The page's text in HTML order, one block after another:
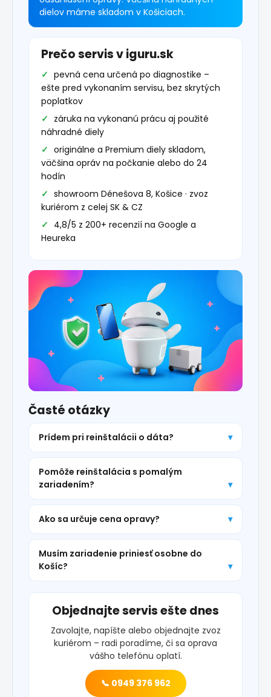
dielov máme skladom v Košiciach.
Prečo servis v iguru.sk
pevná cena určená po diagnostike –
ešte pred vykonaním servisu, bez skrytých
poplatkov
záruka na vykonanú prácu aj použité
náhradné diely
originálne a Premium diely skladom,
väčšina opráv na počkanie alebo do 24
hodín
showroom Dénešova 8, Košice · zvoz
kuriérom z celej SK & CZ
4,8/5 z 200+ recenzií na Google a
Heureka
Časté otázky
Prídem pri reinštalácii o dáta?
Pomôže reinštalácia s pomalým
zariadením?
Ako sa určuje cena opravy?
Musím zariadenie priniesť osobne do
Košíc?
Objednajte servis ešte dnes
Zavolajte, napíšte alebo objednajte zvoz
kuriérom – radi poradíme, či sa oprava
vášho telefónu oplatí.
📞 0949 376 962